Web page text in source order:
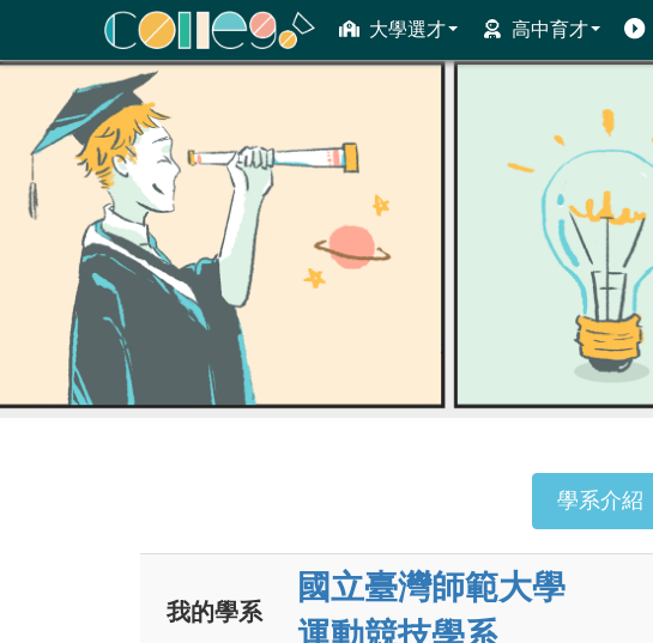
大學選才 高中育才
ColleGo! 大學選才與高中育才輔助系統
學系介紹
我的學系
國立臺灣師範大學